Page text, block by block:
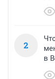
2
в